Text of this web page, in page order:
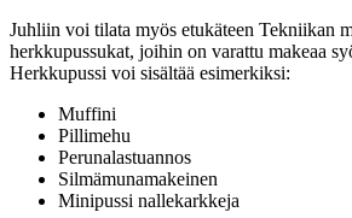
Juhliin voi tilata myös etukäteen Tekniikan
herkkupussukat, joihin on varattu makeaa
Herkkupussi voi sisältää esimerkiksi:
Muffini
Pillimehu
Perunalastuannos
Silmämunamakeinen
Minipussi nallekarkkeja